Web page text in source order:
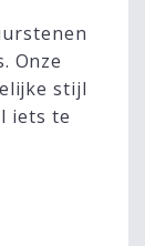
Onze
stijl
iets te